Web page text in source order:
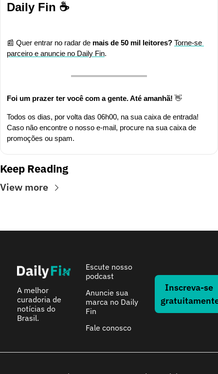
Daily Fin ☕
📰 Quer entrar no radar de mais de 50 mil leitores? Torne-se
parceiro e anuncie no Daily Fin.
Foi um prazer ter você com a gente. Até amanhã! 👋
Todos os dias, por volta das 06h00, na sua caixa de entrada!
Caso não encontre o nosso e-mail, procure na sua caixa de
promoções ou spam.
Keep Reading
View more
A melhor
curadoria de
notícias do
Brasil.
Escute nosso
podcast
Anuncie sua
marca no Daily
Fin
Fale conosco
Inscreva-se